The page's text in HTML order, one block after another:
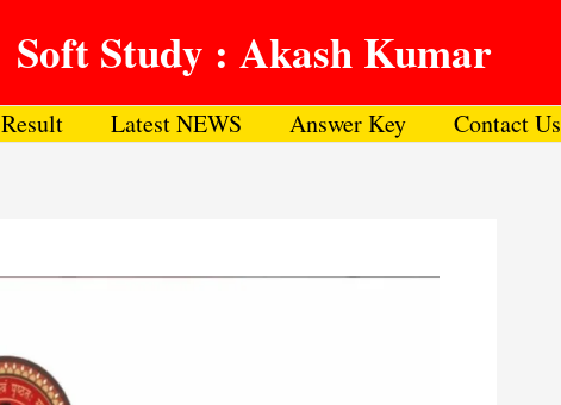
Soft Study : Akash Kumar
Result Latest NEWS Answer Key Contact Us